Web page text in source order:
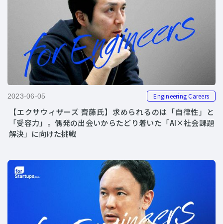
2023-06-05 Engineering Careers
【エクサウィザーズ 齊藤氏】求められるのは「自律性」と
「受容力」。偶発の出会いからたどり着いた「AI×社会課題
解決」に向けた挑戦